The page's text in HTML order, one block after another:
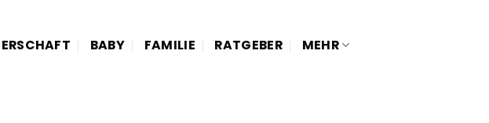
BABY FAMILIE RATGEBER MEHR